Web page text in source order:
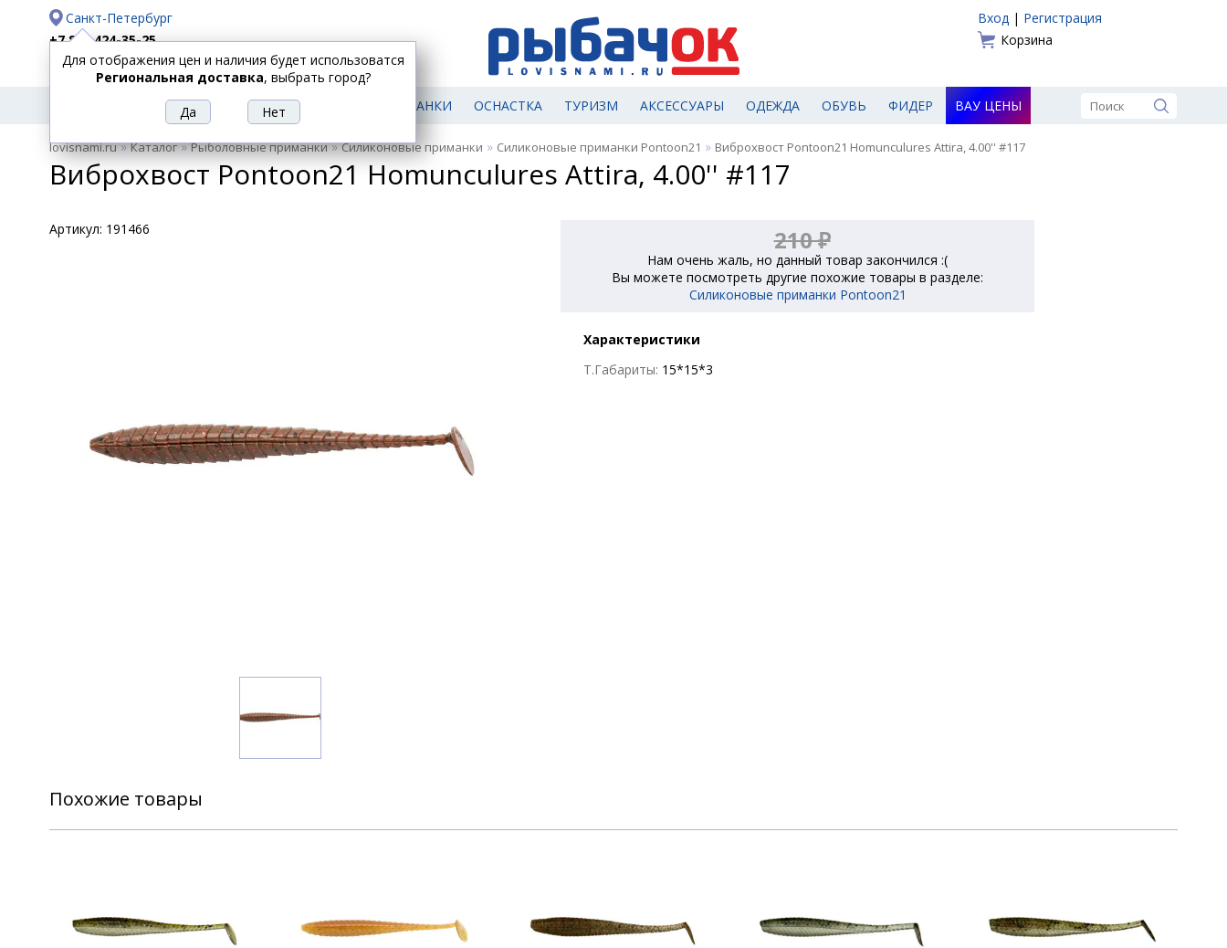
Санкт-Петербург
+7 812 424-35-25
Доставка
Оплата
Вход | Регистрация
Корзина
Для отображения цен и наличия будет использоватся
Региональная доставка, выбрать город?
РЫБОЛОВНЫЕ
ТОВАРЫ
СПИННИНГИ КАТУШКИ ПРИМАНКИ ОСНАСТКА ТУРИЗМ АКСЕССУАРЫ ОДЕЖДА ОБУВЬ ФИДЕР ВАУ ЦЕНЫ
lovisnami.ru»Каталог»Рыболовные приманки»Силиконовые приманки » Силиконовые приманки Pontoon21 » Виброхвост Pontoon21 Homunculures Attira, 4.00'' #117
Виброхвост Pontoon21 Homunculures Attira, 4.00'' #117
Артикул: 191466 210 ₽
Нам очень жаль, но данный товар закончился :(
Вы можете посмотреть другие похожие товары в разделе:
Силиконовые приманки Pontoon21
Характеристики
Т.Габариты: 15*15*3
Похожие товары